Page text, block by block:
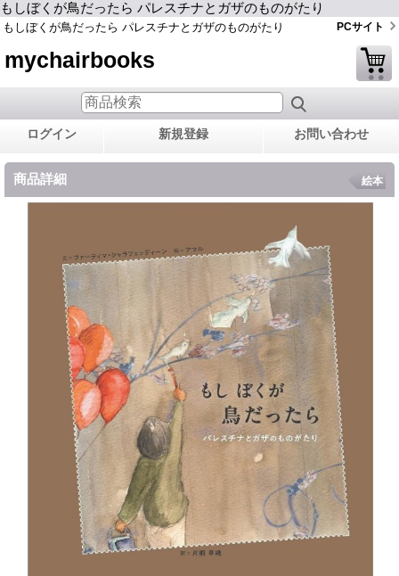
もしぼくが鳥だったら パレスチナとガザのものがたり
もしぼくが鳥だったら パレスチナとガザのものがたり PCサイト
mychairbooks
ログイン 新規登録 お問い合わせ
商品詳細 絵本